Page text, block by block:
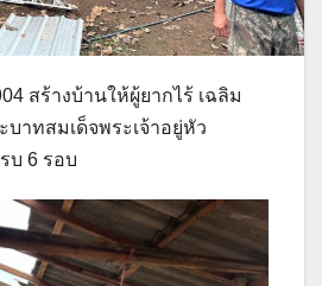
สร้างบ้านให้ผู้ยากไร้ เฉลิม
าทสมเด็จพระเจ้าอยู่หัว
บ 6 รอบ